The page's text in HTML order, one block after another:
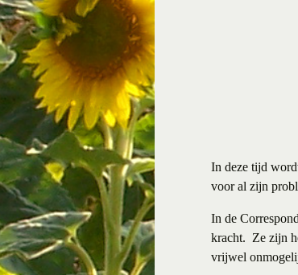
In deze tijd
voor al zijn
In de
kracht. Ze zijn
vrijwel